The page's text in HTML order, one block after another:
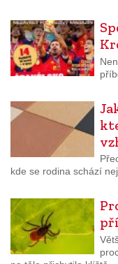
kde se rodina schází